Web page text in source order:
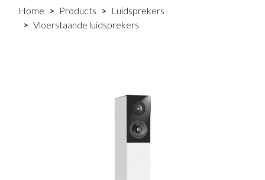
Home Products
Luidsprekers
Vloerstaande luidsprekers